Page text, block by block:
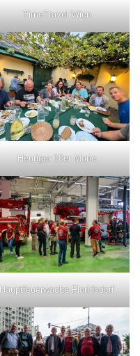
TimeTravel Wien
Heuriger 10er Marie
Hauptfeuerwache Floridsdorf